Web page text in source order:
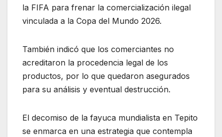
la FIFA para frenar la comercialización ilegal
vinculada a la Copa del Mundo 2026.
También indicó que los comerciantes no
acreditaron la procedencia legal de los
productos, por lo que quedaron asegurados
para su análisis y eventual destrucción.
El decomiso de la fayuca mundialista en Tepito
se enmarca en una estrategia que contempla